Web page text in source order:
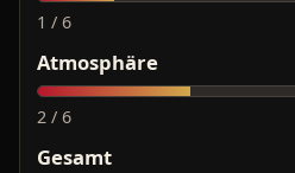
1 / 6
Atmosphäre
2 / 6
Gesamt